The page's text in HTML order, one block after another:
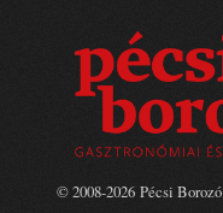
© 2008-2026 Pécsi Borozó